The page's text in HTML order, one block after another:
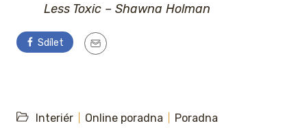
Less Toxic – Shawna Holman
Sdílet
Interiér Online poradna
Poradna